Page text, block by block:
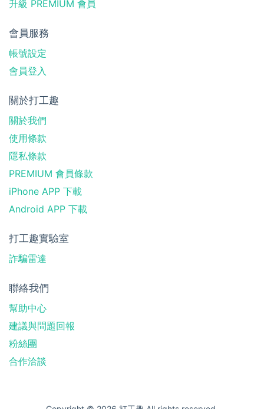
升級 PREMIUM 會員
會員服務
帳號設定
會員登入
關於打工趣
關於我們
使用條款
隱私條款
PREMIUM 會員條款
iPhone APP 下載
Android APP 下載
打工趣實驗室
詐騙雷達
聯絡我們
幫助中心
建議與問題回報
粉絲團
合作洽談